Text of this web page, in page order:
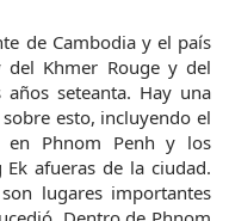
de Cambodia y el país
del Khmer Rouge y del
seteanta. Hay una
esto, incluyendo el
en Phnom Penh y los
Ek afueras de la ciudad.
lugares importantes